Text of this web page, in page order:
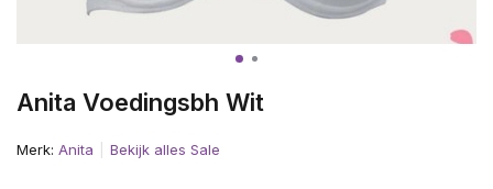
Anita Voedingsbh Wit
Merk: Anita Bekijk alles Sale